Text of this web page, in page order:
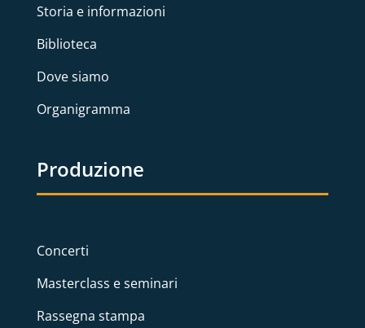
Storia e informazioni
Biblioteca
Dove siamo
Organigramma
Produzione
Concerti
Masterclass e seminari
Rassegna stampa